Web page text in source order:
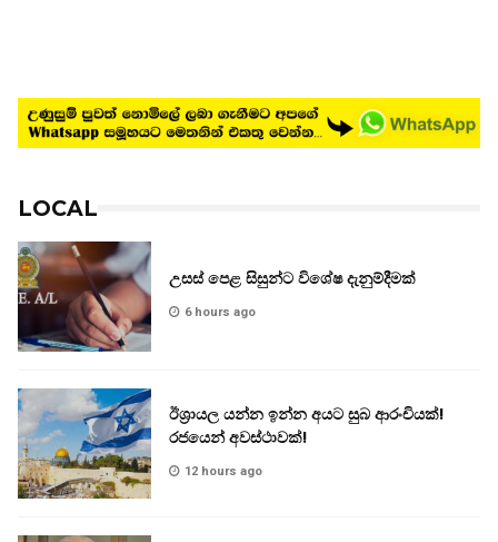
LOCAL
උසස් පෙළ සිසුන්ට විශේෂ දැනුම්දීමක්
6 hours ago
ඊශ්‍රායල යන්න ඉන්න අයට සුබ ආරංචියක්!
‍රජයෙන් අවස්ථාවක්!
12 hours ago